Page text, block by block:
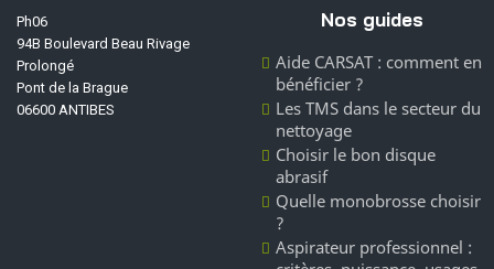
Ph06
94B Boulevard Beau Rivage
Prolongé
Pont de la Brague
06600 ANTIBES
Nos guides
Aide CARSAT : comment en
bénéficier ?
Les TMS dans le secteur du
nettoyage
Choisir le bon disque
abrasif
Quelle monobrosse choisir
?
Aspirateur professionnel :